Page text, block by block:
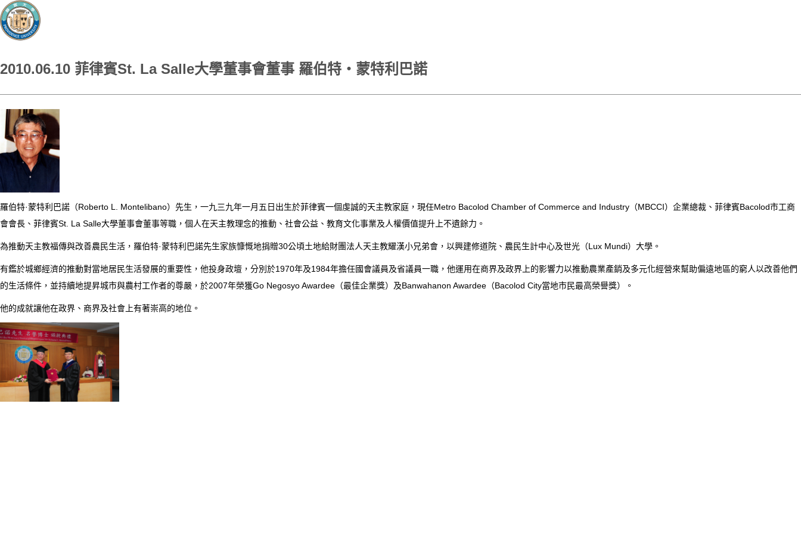
2010.06.10 菲律賓St. La Salle大學董事會董事 羅伯特‧蒙特利巴諾
羅伯特·蒙特利巴諾（Roberto L. Montelibano）先生，一九三九年一月五日出生於菲律賓一個虔誠的天主教家庭，現任Metro Bacolod Chamber of Commerce and Industry（MBCCI）企業總裁、菲律賓Bacolod市工商
會會長、菲律賓St. La Salle大學董事會董事等職，個人在天主教理念的推動、社會公益、教育文化事業及人權價值提升上不遺餘力。
為推動天主教福傳與改善農民生活，羅伯特·蒙特利巴諾先生家族慷慨地捐贈30公頃土地給財團法人天主教耀漢小兄弟會，以興建修道院、農民生計中心及世光（Lux Mundi）大學。
有鑑於城鄉經濟的推動對當地居民生活發展的重要性，他投身政壇，分別於1970年及1984年擔任國會議員及省議員一職，他運用在商界及政界上的影響力以推動農業產銷及多元化經營來幫助偏遠地區的窮人以改善他們
的生活條件，並持續地提昇城市與農村工作者的尊嚴，於2007年榮獲Go Negosyo Awardee（最佳企業獎）及Banwahanon Awardee（Bacolod City當地市民最高榮譽獎）。
他的成就讓他在政界、商界及社會上有著崇高的地位。